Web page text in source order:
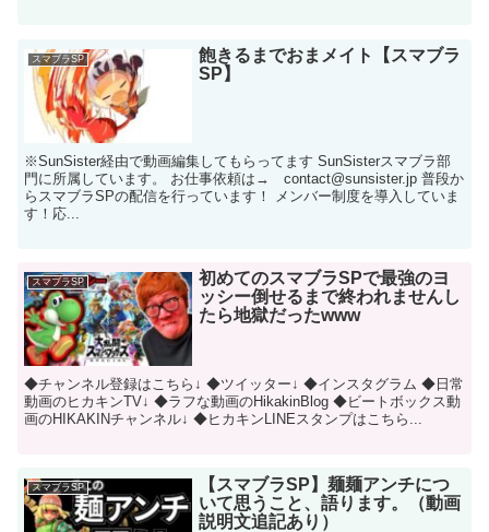
スマブラSP
飽きるまでおまメイト【スマブラ
SP】
※SunSister経由で動画編集してもらってます SunSisterスマブラ部
門に所属しています。 お仕事依頼は→ contact@sunsister.jp 普段か
らスマブラSPの配信を行っています！ メンバー制度を導入していま
す！応...
スマブラSP
初めてのスマブラSPで最強のヨ
ッシー倒せるまで終われませんし
たら地獄だったwww
◆チャンネル登録はこちら↓ ◆ツイッター↓ ◆インスタグラム ◆日常
動画のヒカキンTV↓ ◆ラフな動画のHikakinBlog ◆ビートボックス動
画のHIKAKINチャンネル↓ ◆ヒカキンLINEスタンプはこちら...
スマブラSP
【スマブラSP】麺麺アンチにつ
いて思うこと、語ります。（動画
説明文追記あり）